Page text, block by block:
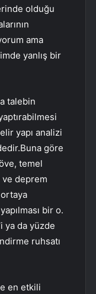
olduğu
ama
yanlış bir
talebin
yapı analizi
göre
temel
ve deprem
bir o.
ya da yüzde
ruhsatı
en etkili